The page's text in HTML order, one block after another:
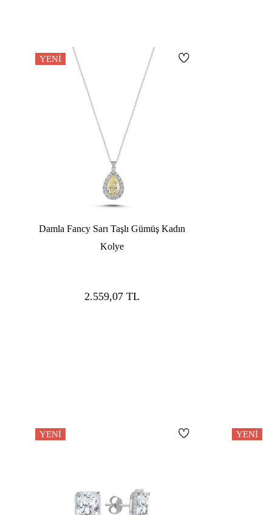
YENI
Damla Fancy Sarı Taşlı Gümüş Kadın
Kolye
2.559,07 TL
YENI YENI